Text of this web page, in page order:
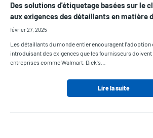
Des solutions d'étiquetage basées sur le
aux exigences des détaillants en matière
février 27, 2025
Les détaillants du monde entier encouragent l'adoption
introduisant des exigences que les fournisseurs
entreprises comme Walmart, Dick's…
Lire la suite